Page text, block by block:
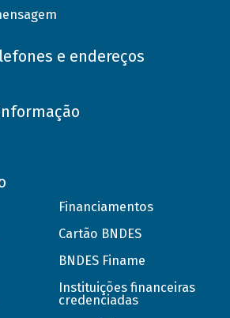
e endereços
Financiamentos
Cartão BNDES
BNDES Finame
Instituições financeiras
credenciadas